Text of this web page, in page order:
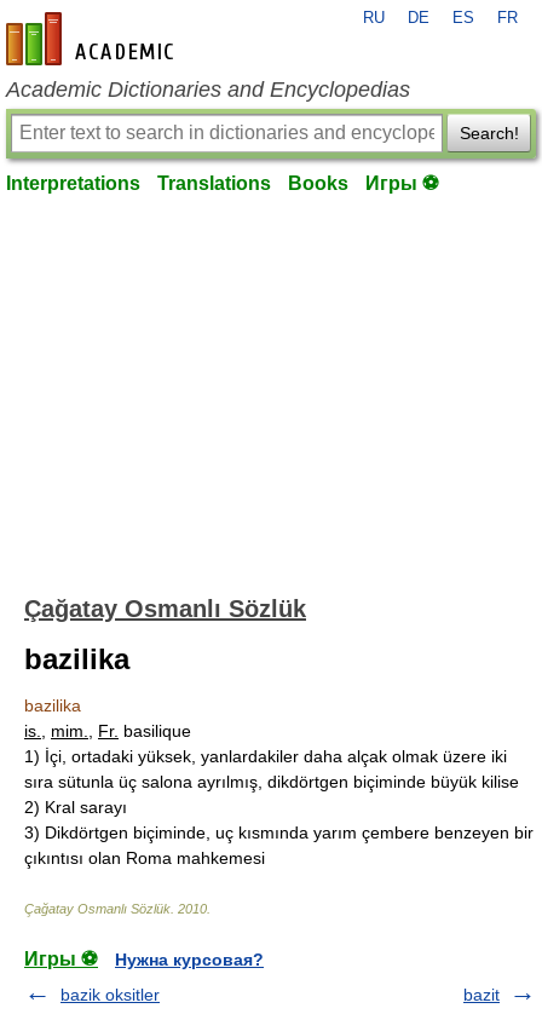
en-academic.com
RU DE ES FR
Academic Dictionaries and Encyclopedias
Search!
Interpretations Translations Books Игры ⚽
Çağatay Osmanlı Sözlük
bazilika
bazilika
is.
mim. Fr. basilique
1) İçi, ortadaki yüksek, yanlardakiler daha alçak olmak üzere iki
sıra sütunla üç salona ayrılmış, dikdörtgen biçiminde büyük kilise
2) Kral sarayı
3) Dikdörtgen biçiminde, uç kısmında yarım çembere benzeyen bir
çıkıntısı olan Roma mahkemesi
Çağatay Osmanlı Sözlük 2010
Игры ⚽
Нужна курсовая?
bazik oksitler
bazit